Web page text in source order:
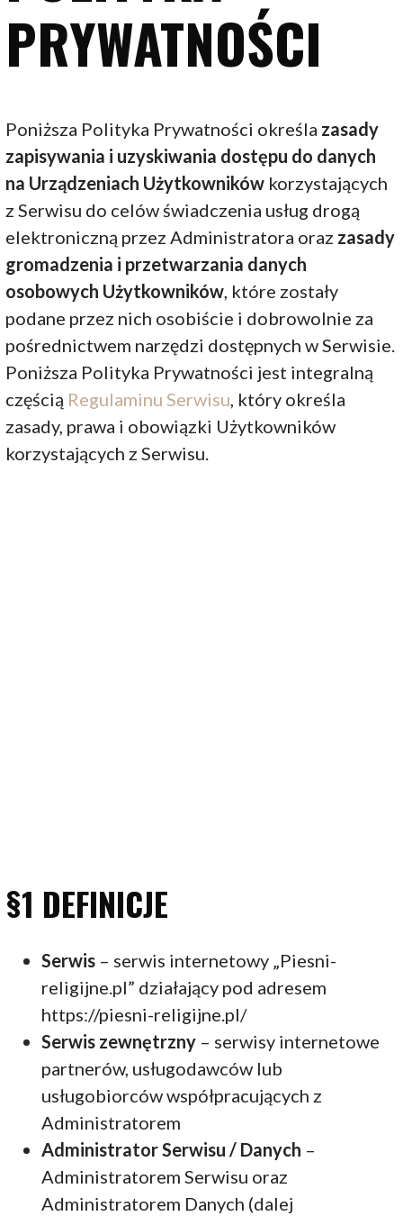
PRYWATNOŚCI
Poniższa Polityka Prywatności określa zasady
zapisywania i uzyskiwania dostępu do danych
na Urządzeniach Użytkowników korzystających
z Serwisu do celów świadczenia usług drogą
elektroniczną przez Administratora oraz zasady
gromadzenia i przetwarzania danych
osobowych Użytkowników, które zostały
podane przez nich osobiście i dobrowolnie za
pośrednictwem narzędzi dostępnych w Serwisie.
Poniższa Polityka Prywatności jest integralną
częścią Regulaminu Serwisu, który określa
zasady, prawa i obowiązki Użytkowników
korzystających z Serwisu.
§1 DEFINICJE
Serwis – serwis internetowy „Piesni-
religijne.pl” działający pod adresem
https://piesni-religijne.pl/
Serwis zewnętrzny – serwisy internetowe
partnerów, usługodawców lub
usługobiorców współpracujących z
Administratorem
Administrator Serwisu / Danych –
Administratorem Serwisu oraz
Administratorem Danych (dalej